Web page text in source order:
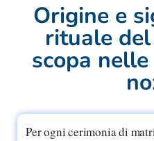
Origine e
rituale
scopa
Per ogni cerimonia di